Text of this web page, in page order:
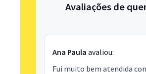
Avaliações de
Ana Paula avaliou:
Fui muito bem atendida